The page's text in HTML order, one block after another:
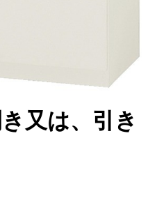
又は、引き